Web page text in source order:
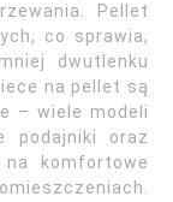
Pellet
co sprawia,
dwutlenku
na pellet są
– wiele modeli
podajniki oraz
komfortowe